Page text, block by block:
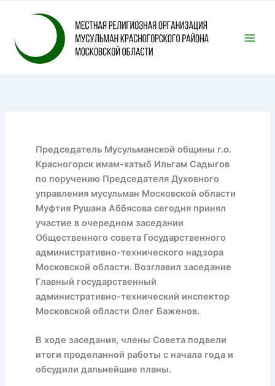
содержимому
Председатель Мусульманской общины г.о.
Красногорск имам-хатыб Ильгам Садыгов
по поручению Председателя Духовного
управления мусульман Московской области
Муфтия Рушана Аббясова сегодня принял
участие в очередном заседании
Общественного совета Государственного
административно-технического надзора
Московской области. Возглавил заседание
Главный государственный
административно-технический инспектор
Московской области Олег Баженов.
В ходе заседания, члены Совета подвели
итоги проделанной работы с начала года и
обсудили дальнейшие планы.